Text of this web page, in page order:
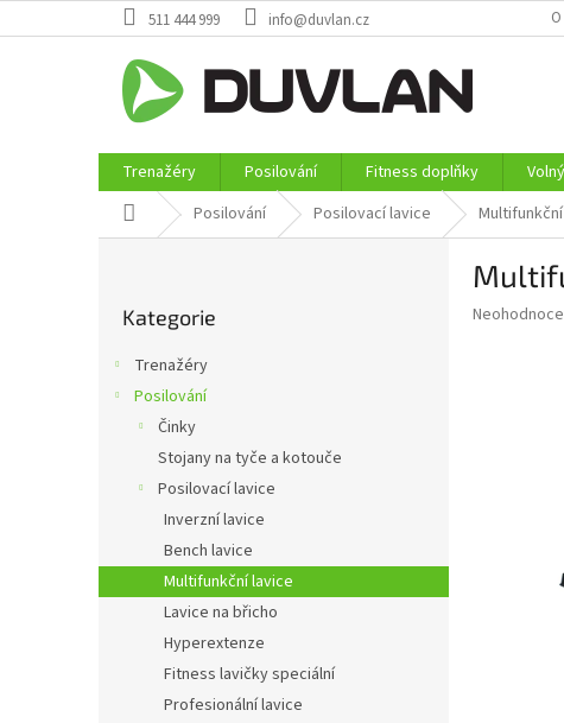
na
511 444 999 info@duvlan.cz
Trenažéry Posilování Fitness doplňky
Domů Posilování Posilovací lavice
e
l
kategorie
Kategorie
Trenažéry
Posilování
Činky
Stojany na tyče a kotouče
Posilovací lavice
Inverzní lavice
Bench lavice
Multifunkční lavice
Lavice na břicho
Hyperextenze
Fitness lavičky speciální
Profesionální lavice
Průměrné